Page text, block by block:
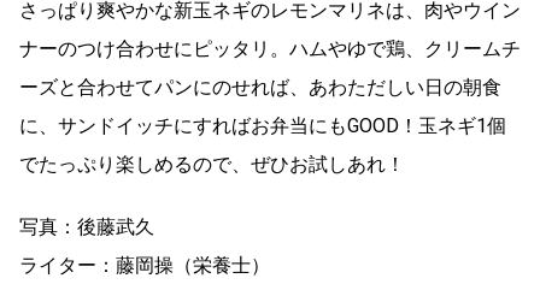
さっぱり爽やかな新玉ネギのレモンマリネは、肉やウイン
ナーのつけ合わせにピッタリ。ハムやゆで鶏、クリームチ
ーズと合わせてパンにのせれば、あわただしい日の朝食
に、サンドイッチにすればお弁当にもGOOD！玉ネギ1個
でたっぷり楽しめるので、ぜひお試しあれ！
写真：後藤武久
ライター：藤岡操（栄養士）